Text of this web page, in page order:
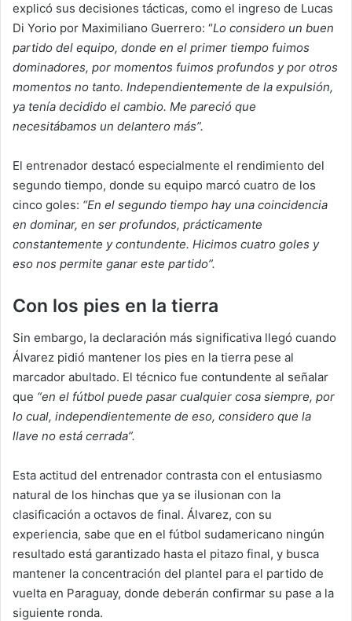
explicó sus decisiones tácticas, como el ingreso de Lucas
Di Yorio por Maximiliano Guerrero: “Lo considero un buen
partido del equipo, donde en el primer tiempo fuimos
dominadores, por momentos fuimos profundos y por otros
momentos no tanto. Independientemente de la expulsión,
ya tenía decidido el cambio. Me pareció que
necesitábamos un delantero más”.
El entrenador destacó especialmente el rendimiento del
segundo tiempo, donde su equipo marcó cuatro de los
cinco goles: “En el segundo tiempo hay una coincidencia
en dominar, en ser profundos, prácticamente
constantemente y contundente. Hicimos cuatro goles y
eso nos permite ganar este partido”.
Con los pies en la tierra
Sin embargo, la declaración más significativa llegó cuando
Álvarez pidió mantener los pies en la tierra pese al
marcador abultado. El técnico fue contundente al señalar
que “en el fútbol puede pasar cualquier cosa siempre, por
lo cual, independientemente de eso, considero que la
llave no está cerrada”.
Esta actitud del entrenador contrasta con el entusiasmo
natural de los hinchas que ya se ilusionan con la
clasificación a octavos de final. Álvarez, con su
experiencia, sabe que en el fútbol sudamericano ningún
resultado está garantizado hasta el pitazo final, y busca
mantener la concentración del plantel para el partido de
vuelta en Paraguay, donde deberán confirmar su pase a la
siguiente ronda.